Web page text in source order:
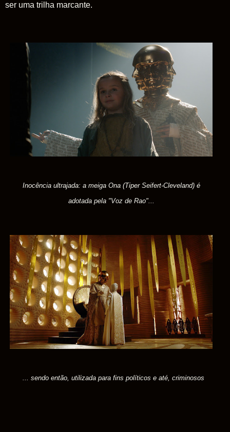
ser uma trilha marcante.
Inocência ultrajada: a meiga Ona (Tiper Seifert-Cleveland) é
adotada pela "Voz de Rao"...
... sendo então, utilizada para fins políticos e até, criminosos